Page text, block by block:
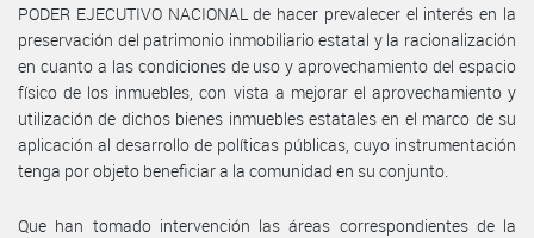
PODER EJECUTIVO NACIONAL de hacer prevalecer el interés en la
preservación del patrimonio inmobiliario estatal y la racionalización
en cuanto a las condiciones de uso y aprovechamiento del espacio
físico de los inmuebles, con vista a mejorar el aprovechamiento y
utilización de dichos bienes inmuebles estatales en el marco de su
aplicación al desarrollo de políticas públicas, cuyo instrumentación
tenga por objeto beneficiar a la comunidad en su conjunto.
Que han tomado intervención las áreas correspondientes de la